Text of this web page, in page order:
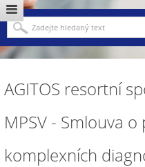
AGITOS resortní
MPSV - Smlouva
komplexních